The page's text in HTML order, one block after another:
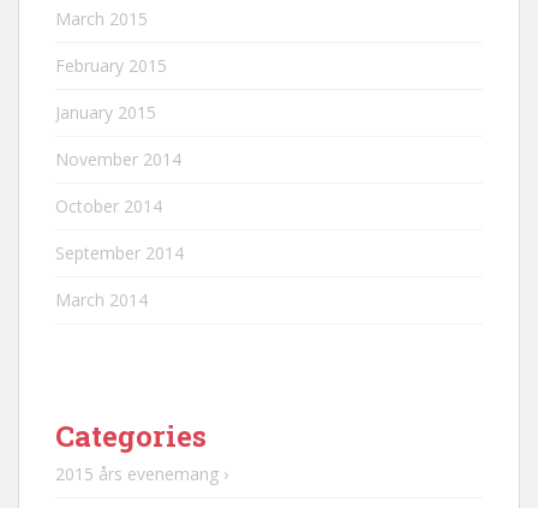
March 2015
February 2015
January 2015
November 2014
October 2014
September 2014
March 2014
Categories
2015 års evenemang ›